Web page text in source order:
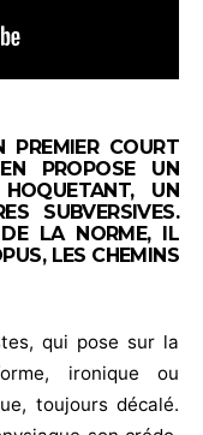
PREMIER COURT
PROPOSE UN
UN
SUBVERSIVES.
LA NORME, IL
LES CHEMINS
qui pose sur la
ironique ou
toujours décalé.